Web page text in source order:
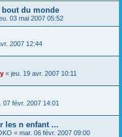
bout du monde
03 mai 2007 05:52
2007 12:44
« jeu. 19 avr. 2007 10:11
07 févr. 2007 14:01
les n enfant ...
« mar. 06 févr. 2007 09:00